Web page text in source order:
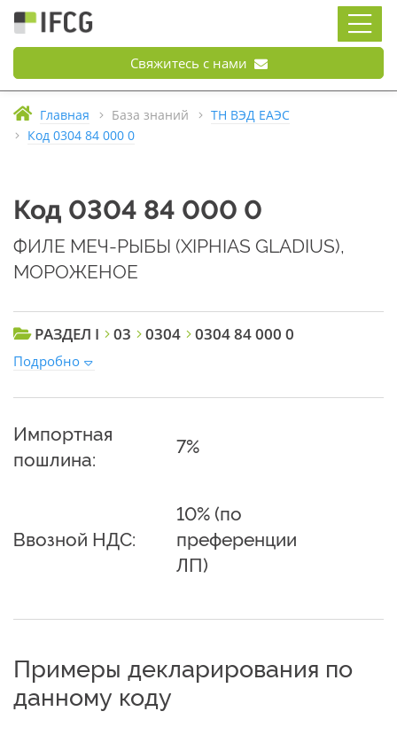
Свяжитесь с нами
Главная База знаний
ТН ВЭД ЕАЭС
Код 0304 84 000 0
Код 0304 84 000 0
ФИЛЕ МЕЧ-РЫБЫ (XIPHIAS GLADIUS),
МОРОЖЕНОЕ
РАЗДЕЛ I 03 0304 0304 84 000 0
Подробно
Импортная
пошлина:
7%
Ввозной НДС:
10% (по
преференции
ЛП)
Примеры декларирования по
данному коду